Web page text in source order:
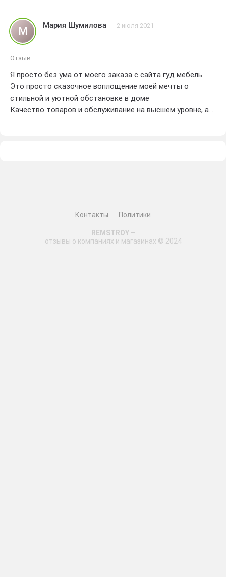
М Мария Шумилова 2 июля 2021
Отзыв
Я просто без ума от моего заказа с сайта гуд мебель
Это просто сказочное воплощение моей мечты о
стильной и уютной обстановке в доме
Качество товаров и обслуживание на высшем уровне, а
Контакты Политики
REMSTROY–
отзывы о компаниях и магазинах © 2024